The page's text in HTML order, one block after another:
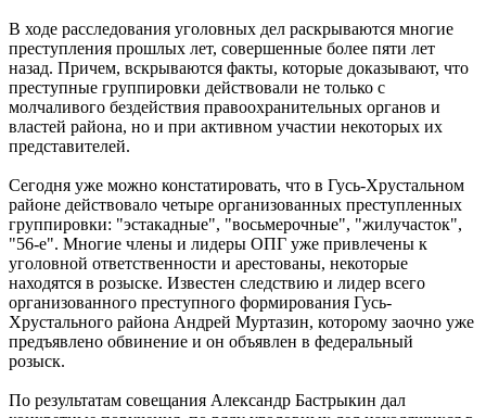
В ходе расследования уголовных дел раскрываются многие
преступления прошлых лет, совершенные более пяти лет
назад. Причем, вскрываются факты, которые доказывают, что
преступные группировки действовали не только с
молчаливого бездействия правоохранительных органов и
властей района, но и при активном участии некоторых их
представителей.
Сегодня уже можно констатировать, что в Гусь-Хрустальном
районе действовало четыре организованных преступленных
группировки: "эстакадные", "восьмерочные", "жилучасток",
"56-е". Многие члены и лидеры ОПГ уже привлечены к
уголовной ответственности и арестованы, некоторые
находятся в розыске. Известен следствию и лидер всего
организованного преступного формирования Гусь-
Хрустального района Андрей Муртазин, которому заочно уже
предъявлено обвинение и он объявлен в федеральный
розыск.
По результатам совещания Александр Бастрыкин дал